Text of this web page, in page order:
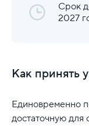
Срок
2027
Как принять
Единовременно
достаточную для